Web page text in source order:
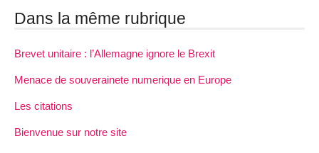
Dans la même rubrique
Brevet unitaire : l’Allemagne ignore le Brexit
Menace de souverainete numerique en Europe
Les citations
Bienvenue sur notre site